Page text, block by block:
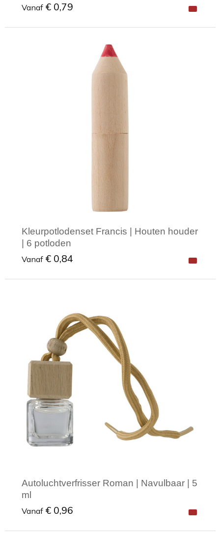
Vanaf € 0,79
Minimale afname: 1
Kleurpotlodenset Francis | Houten houder
| 6 potloden
Vanaf € 0,84
Minimale afname: 1
Autoluchtverfrisser Roman | Navulbaar | 5
ml
Vanaf € 0,96